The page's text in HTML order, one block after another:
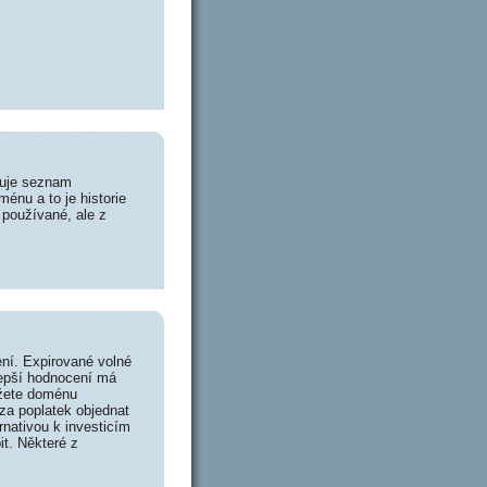
seznam
a to je historie
ale z
Expirované volné
hodnocení má
doménu
poplatek objednat
k investicím
Některé z